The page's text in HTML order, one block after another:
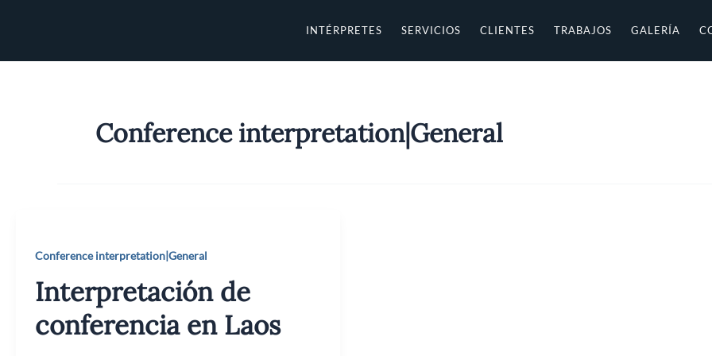
INTÉRPRETES SERVICIOS CLIENTES TRABAJOS GALERÍA
Conference interpretation|General
Conference interpretation|General
Interpretación de
conferencia en Laos